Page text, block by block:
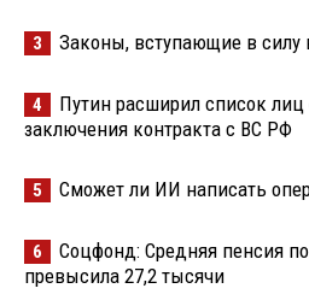
3 Законы, вступающие в силу
4
Путин расширил список
заключения контракта с ВС РФ
5 Сможет ли ИИ написать
6
Соцфонд: Средняя пенсия
превысила 27,2 тысячи